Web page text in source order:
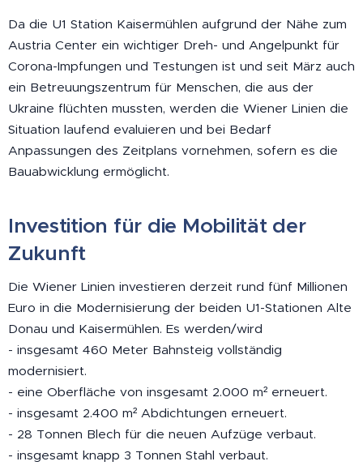
Da die U1 Station Kaisermühlen aufgrund der Nähe zum
Austria Center ein wichtiger Dreh- und Angelpunkt für
Corona-Impfungen und Testungen ist und seit März auch
ein Betreuungszentrum für Menschen, die aus der
Ukraine flüchten mussten, werden die Wiener Linien die
Situation laufend evaluieren und bei Bedarf
Anpassungen des Zeitplans vornehmen, sofern es die
Bauabwicklung ermöglicht.
Investition für die Mobilität der
Zukunft
Die Wiener Linien investieren derzeit rund fünf Millionen
Euro in die Modernisierung der beiden U1-Stationen Alte
Donau und Kaisermühlen. Es werden/wird
- insgesamt 460 Meter Bahnsteig vollständig
modernisiert.
- eine Oberfläche von insgesamt 2.000 m² erneuert.
- insgesamt 2.400 m² Abdichtungen erneuert.
- 28 Tonnen Blech für die neuen Aufzüge verbaut.
- insgesamt knapp 3 Tonnen Stahl verbaut.